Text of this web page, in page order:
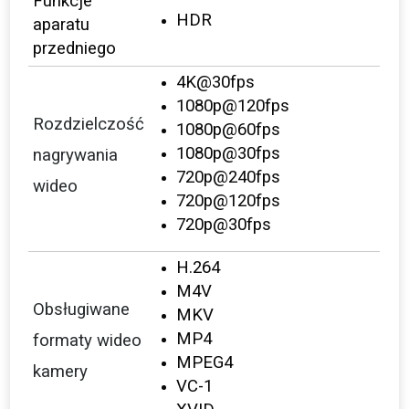
aparatu
przedniego
HDR
Rozdzielczość
nagrywania
wideo
4K@30fps
1080p@120fps
1080p@60fps
1080p@30fps
720p@240fps
720p@120fps
720p@30fps
Obsługiwane
formaty wideo
kamery
H.264
M4V
MKV
MP4
MPEG4
VC-1